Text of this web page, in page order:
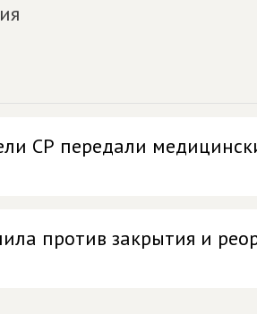
СР передали
против закрытия и